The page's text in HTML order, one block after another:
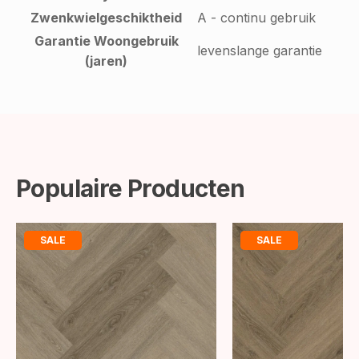
Zwenkwielgeschiktheid
A - continu gebruik
Garantie Woongebruik
(jaren)
levenslange garantie
Populaire Producten
SALE SALE